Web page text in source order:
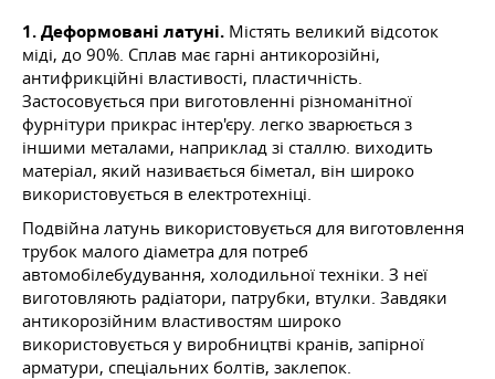
1. Деформовані латуні. Містять великий відсоток
міді, до 90%. Сплав має гарні антикорозійні,
антифрикційні властивості, пластичність.
Застосовується при виготовленні різноманітної
фурнітури прикрас інтер'єру. легко зварюється з
іншими металами, наприклад зі сталлю. виходить
матеріал, який називається біметал, він широко
використовується в електротехніці.
Подвійна латунь використовується для виготовлення
трубок малого діаметра для потреб
автомобілебудування, холодильної техніки. З неї
виготовляють радіатори, патрубки, втулки. Завдяки
антикорозійним властивостям широко
використовується у виробництві кранів, запірної
арматури, спеціальних болтів, заклепок.